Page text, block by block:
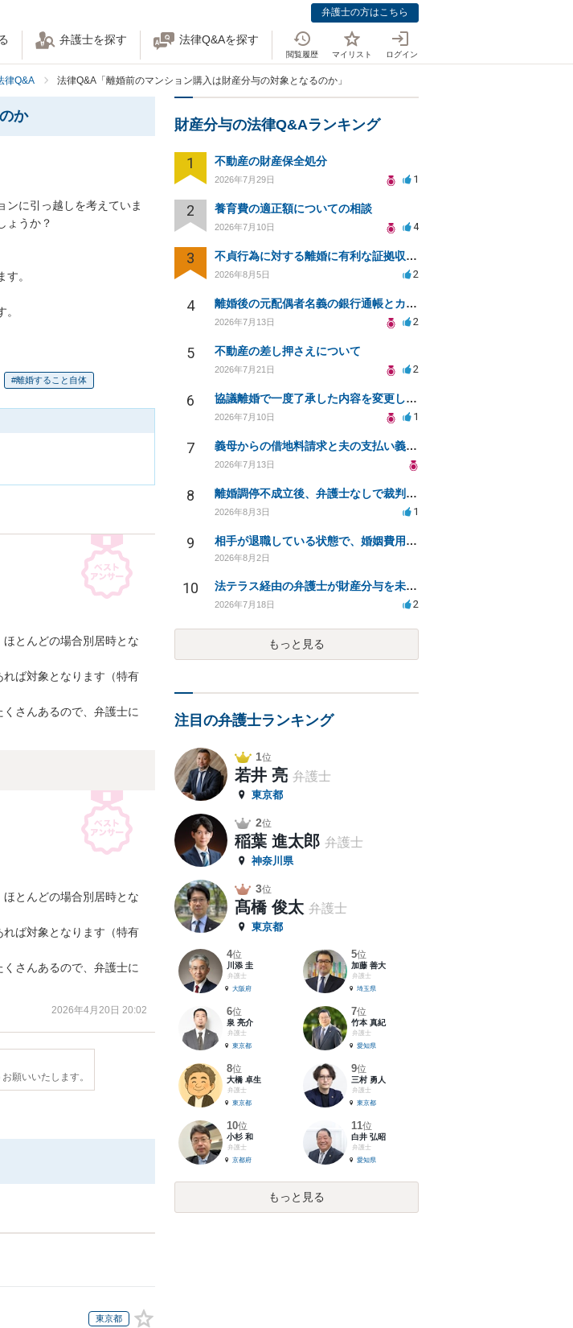
弁護士の方はこちら
弁護士を探す 法律Q&Aを探す
閲覧履歴 マイリスト ログイン
律Q&A 法律Q&A「離婚前のマンション購入は財産分与の対象となるのか」
か
ンに引っ越しを考えていま
ょうか？
。
離婚すること自体
とんどの場合別居時とな
ば対象となります（特有
さんあるので、弁護士に
とんどの場合別居時とな
ば対象となります（特有
さんあるので、弁護士に
2026年4月20日 20:02
願いいたします。
東京都
財産分与の法律Q&Aランキング
1 不動産の財産保全処分
2026年7月29日 1
2 養育費の適正額についての相談
2026年7月10日 4
3 不貞行為に対する離婚に有利な証拠収集方法と法的手続きについて
2026年8月5日 2
4 離婚後の元配偶者名義の銀行通帳とカードの処分方法について
2026年7月13日 2
5 不動産の差し押さえについて
2026年7月21日 2
6 協議離婚で一度了承した内容を変更したいです
2026年7月10日 1
7 義母からの借地料請求と夫の支払い義務について相談
2026年7月13日
8 離婚調停不成立後、弁護士なしで裁判を進める方法は？
2026年8月3日 1
9 相手が退職している状態で、婚姻費用分担請求は可能でしょうか？
2026年8月2日
10 法テラス経由の弁護士が財産分与を未解決のまま放置
2026年7月18日 2
もっと見る
注目の弁護士ランキング
1位
若井 亮 弁護士
東京都
2位
稲葉 進太郎 弁護士
神奈川県
3位
髙橋 俊太 弁護士
東京都
4位
川添 圭
弁護士
大阪府
5位
加藤 善大
弁護士
埼玉県
6位
泉 亮介
弁護士
東京都
7位
竹本 真紀
弁護士
愛知県
8位
大橋 卓生
弁護士
東京都
9位
三村 勇人
弁護士
東京都
10位
小杉 和
弁護士
京都府
11位
白井 弘昭
弁護士
愛知県
もっと見る